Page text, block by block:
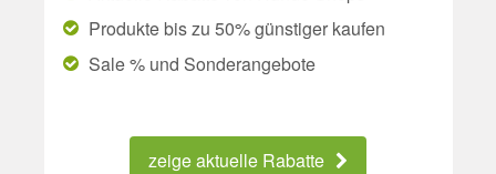
Produkte bis zu 50% günstiger kaufen
Sale % und Sonderangebote
zeige aktuelle Rabatte